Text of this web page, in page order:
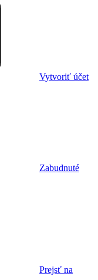
Vytvoriť účet
Zabudnuté
Prejsť na